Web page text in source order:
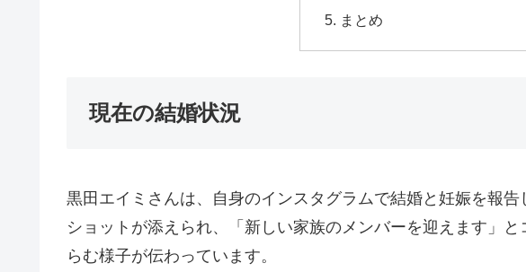
まとめ
現在の結婚状況
黒田エイミさんは、自身のインスタグラムで結婚と妊娠を報
ショットが添えられ、「新しい家族のメンバーを迎えます」
らむ様子が伝わっています。